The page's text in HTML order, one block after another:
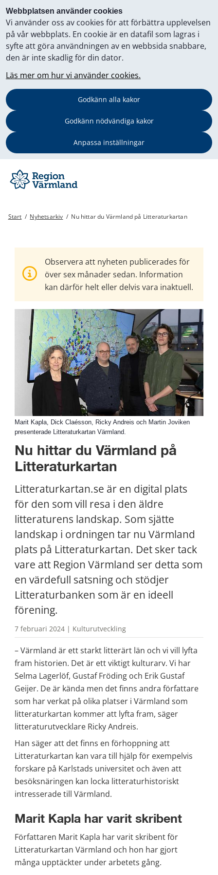
Webbplatsen använder cookies
Vi använder oss av cookies för att förbättra upplevelsen
på vår webbplats. En cookie är en datafil som lagras i
syfte att göra användningen av en webbsida snabbare,
den är inte skadlig för din dator.
Läs mer om hur vi använder cookies.
Godkänn alla kakor
Godkänn nödvändiga kakor
Anpassa inställningar
Start / Nyhetsarkiv / Nu hittar du Värmland på Litteraturkartan
Observera att nyheten publicerades för
över sex månader sedan. Information
kan därför helt eller delvis vara inaktuell.
Marit Kapla, Dick Claésson, Ricky Andreis och Martin Joviken
presenterade Litteraturkartan Värmland.
Nu hittar du Värmland på
Litteraturkartan
Litteraturkartan.se är en digital plats
för den som vill resa i den äldre
litteraturens landskap. Som sjätte
landskap i ordningen tar nu Värmland
plats på Litteraturkartan. Det sker tack
vare att Region Värmland ser detta som
en värdefull satsning och stödjer
Litteraturbanken som är en ideell
förening.
7 februari 2024 | Kulturutveckling
– Värmland är ett starkt litterärt län och vi vill lyfta
fram historien. Det är ett viktigt kulturarv. Vi har
Selma Lagerlöf, Gustaf Fröding och Erik Gustaf
Geijer. De är kända men det finns andra författare
som har verkat på olika platser i Värmland som
litteraturkartan kommer att lyfta fram, säger
litteraturutvecklare Ricky Andreis.
Han säger att det finns en förhoppning att
Litteraturkartan kan vara till hjälp för exempelvis
forskare på Karlstads universitet och även att
besöksnäringen kan locka litteraturhistoriskt
intresserade till Värmland.
Marit Kapla har varit skribent
Författaren Marit Kapla har varit skribent för
Litteraturkartan Värmland och hon har gjort
många upptäckter under arbetets gång.